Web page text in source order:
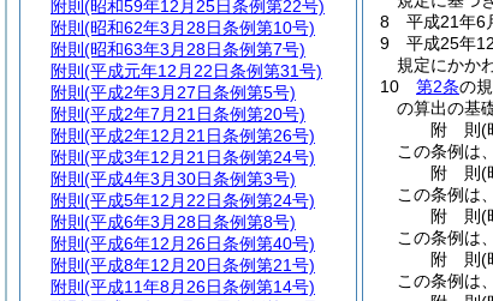
8
平成21年6
9
平成25年
規定にかか
10
第2条の
の算出の基
附 則(
この条例は
附 則(
この条例は
附 則(
この条例は
附 則(
この条例は
附則 (昭和59年12月25日条例第22号)
附則 (昭和62年3月28日条例第10号)
附則 (昭和63年3月28日条例第7号)
附則 (平成元年12月22日条例第31号)
附則 (平成2年3月27日条例第5号)
附則 (平成2年7月21日条例第20号)
附則 (平成2年12月21日条例第26号)
附則 (平成3年12月21日条例第24号)
附則 (平成4年3月30日条例第3号)
附則 (平成5年12月22日条例第24号)
附則 (平成6年3月28日条例第8号)
附則 (平成6年12月26日条例第40号)
附則 (平成8年12月20日条例第21号)
附則 (平成11年8月26日条例第14号)